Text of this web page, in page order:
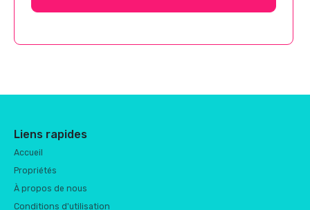
Liens rapides
Accueil
Propriétés
À propos de nous
Conditions d'utilisation